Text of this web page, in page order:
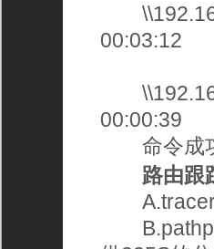
00:03:12
00:00:39
命令成功
路由跟
A.tracert